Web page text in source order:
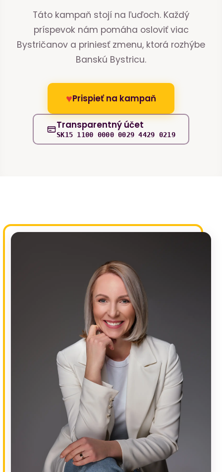
Táto kampaň stojí na ľuďoch. Každý
príspevok nám pomáha osloviť viac
Bystričanov a priniesť zmenu, ktorá rozhýbe
Banskú Bystricu.
♥Prispieť na kampaň
Transparentný účet
SK15 1100 0000 0029 4429 0219